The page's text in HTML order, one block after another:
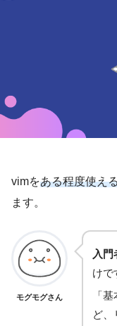
vimをある程度使え
ます。
モグモグさん
入門
けで
「
ど、